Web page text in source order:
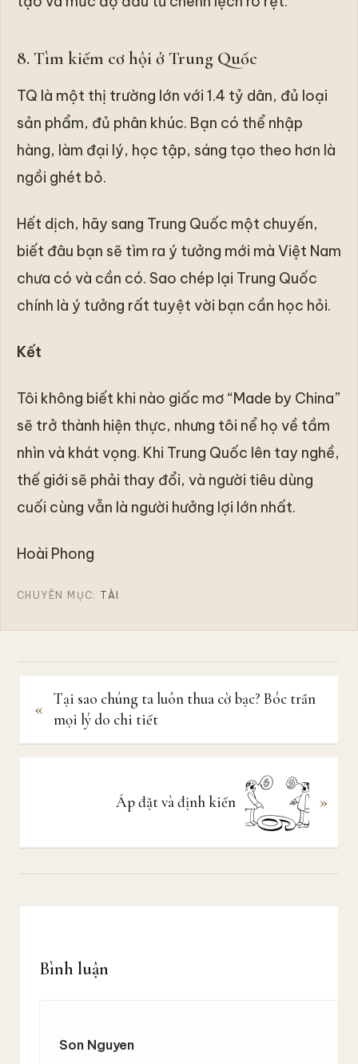
8. Tìm kiếm cơ hội ở Trung Quốc
TQ là một thị trường lớn với 1.4 tỷ dân, đủ loại
sản phẩm, đủ phân khúc. Bạn có thể nhập
hàng, làm đại lý, học tập, sáng tạo theo hơn là
ngồi ghét bỏ.
Hết dịch, hãy sang Trung Quốc một chuyến,
biết đâu bạn sẽ tìm ra ý tưởng mới mà Việt Nam
chưa có và cần có. Sao chép lại Trung Quốc
chính là ý tưởng rất tuyệt vời bạn cần học hỏi.
Kết
Tôi không biết khi nào giấc mơ “Made by China”
sẽ trở thành hiện thực, nhưng tôi nể họ về tầm
nhìn và khát vọng. Khi Trung Quốc lên tay nghề,
thế giới sẽ phải thay đổi, và người tiêu dùng
cuối cùng vẫn là người hưởng lợi lớn nhất.
Hoài Phong
CHUYÊN MỤC: TÀI
à
r
« Tại sao chúng ta luôn thua cờ bạc? Bóc trần
mọi lý do chi tiết
Áp đặt và định kiến »
Bình luận
Son Nguyen